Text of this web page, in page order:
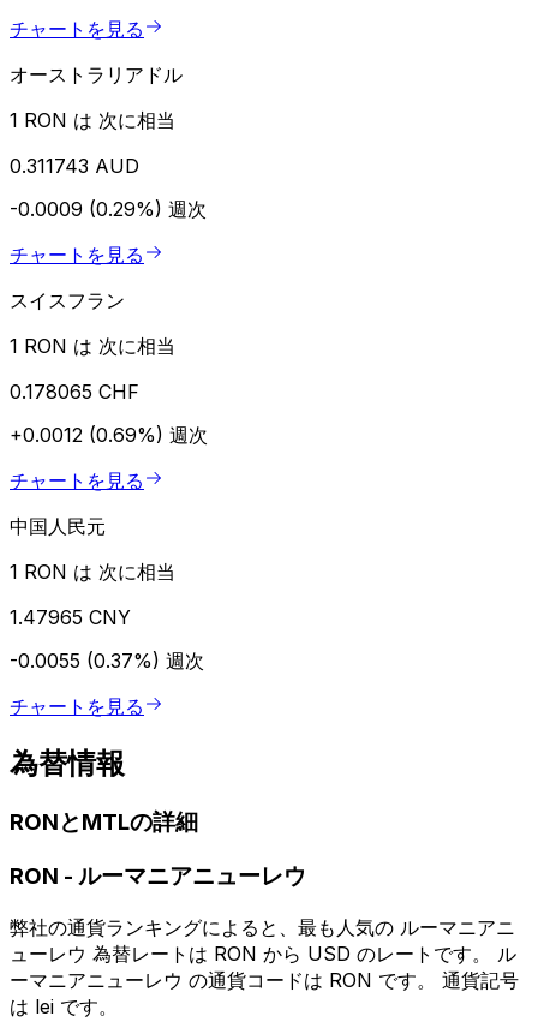
チャートを見る
オーストラリアドル
1 RON は 次に相当
0.311743 AUD
-0.0009 (0.29%) 週次
チャートを見る
スイスフラン
1 RON は 次に相当
0.178065 CHF
+0.0012 (0.69%) 週次
チャートを見る
中国人民元
1 RON は 次に相当
1.47965 CNY
-0.0055 (0.37%) 週次
チャートを見る
為替情報
RONとMTLの詳細
RON - ルーマニアニューレウ
弊社の通貨ランキングによると、最も人気の ルーマニアニ
ューレウ 為替レートは RON から USD のレートです。 ル
ーマニアニューレウ の通貨コードは RON です。 通貨記号
は lei です。